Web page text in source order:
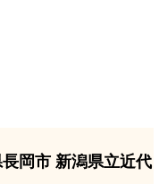
岡市 新潟県立近代